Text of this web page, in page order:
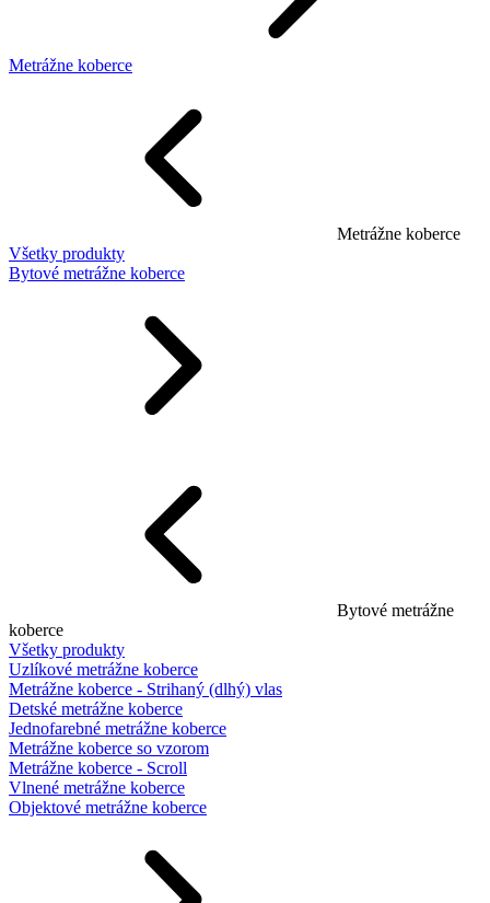
Metrážne koberce
Metrážne koberce
Všetky produkty
Bytové metrážne koberce
Bytové metrážne
koberce
Všetky produkty
Uzlíkové metrážne koberce
Metrážne koberce - Strihaný (dlhý) vlas
Detské metrážne koberce
Jednofarebné metrážne koberce
Metrážne koberce so vzorom
Metrážne koberce - Scroll
Vlnené metrážne koberce
Objektové metrážne koberce